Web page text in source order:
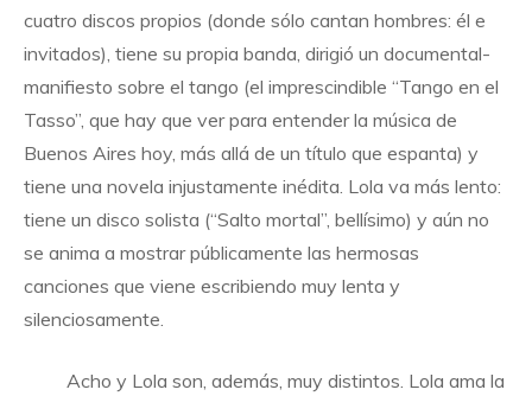
cuatro discos propios (donde sólo cantan hombres: él e
invitados), tiene su propia banda, dirigió un documental-
manifiesto sobre el tango (el imprescindible “Tango en el
Tasso”, que hay que ver para entender la música de
Buenos Aires hoy, más allá de un título que espanta) y
tiene una novela injustamente inédita. Lola va más lento:
tiene un disco solista (“Salto mortal”, bellísimo) y aún no
se anima a mostrar públicamente las hermosas
canciones que viene escribiendo muy lenta y
silenciosamente.
Acho y Lola son, además, muy distintos. Lola ama la